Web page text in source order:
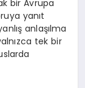
bir Avrupa
yanıt
anlaşılma
tek bir